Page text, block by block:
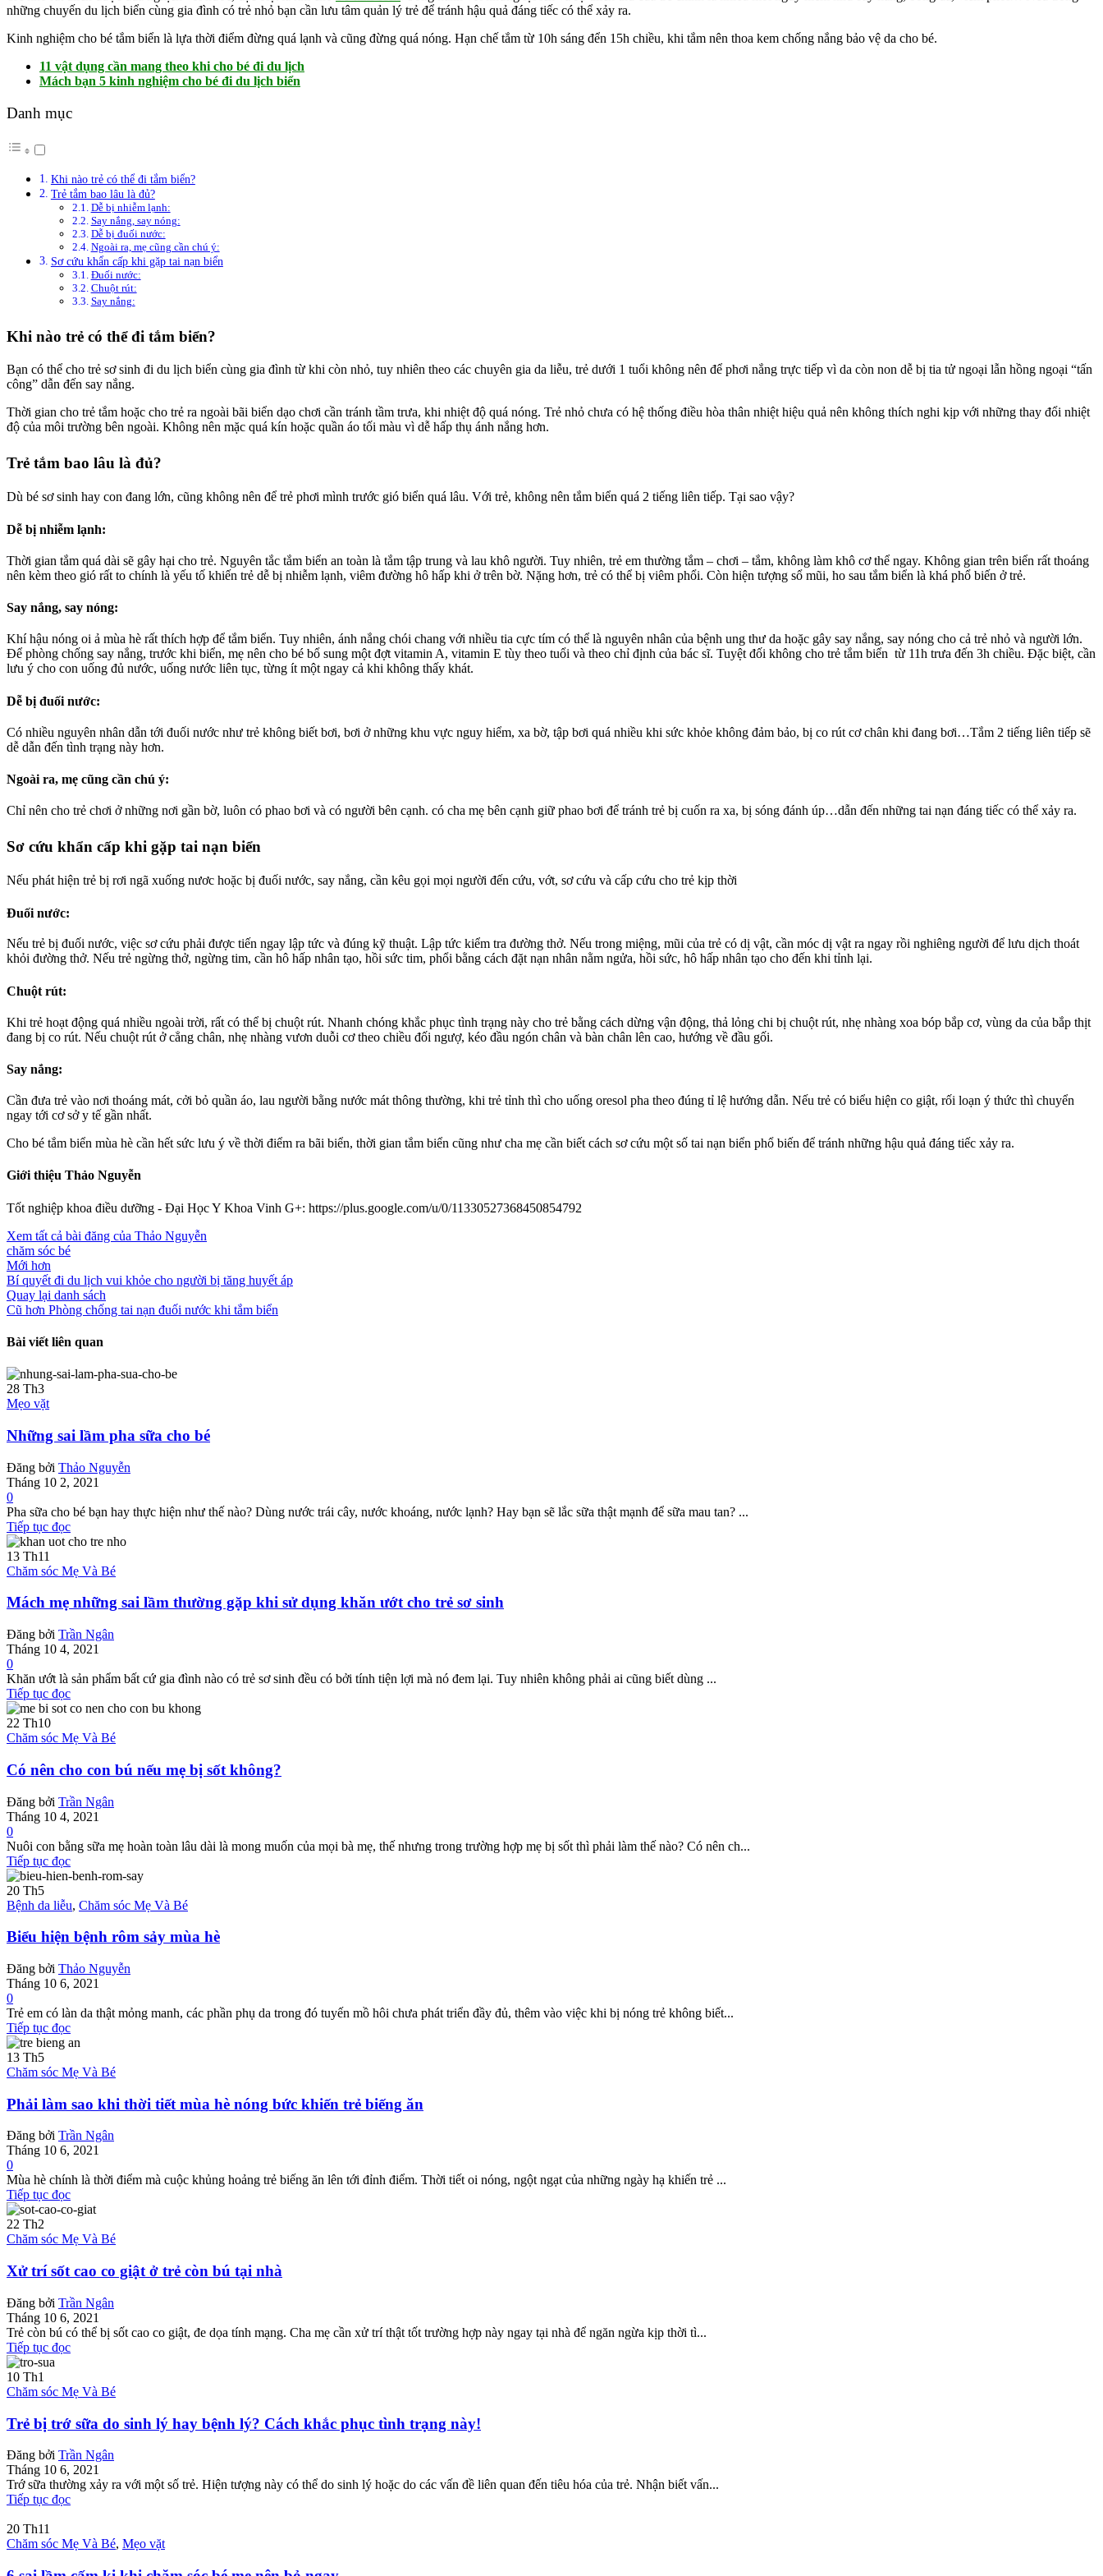
những chuyến du lịch biển cùng gia đình có trẻ nhỏ bạn cần lưu tâm quản lý trẻ để tránh hậu quả đáng tiếc có thể xảy ra.
Kinh nghiệm cho bé tắm biển là lựa thời điểm đừng quá lạnh và cũng đừng quá nóng. Hạn chế tắm từ 10h sáng đển 15h chiều, khi tắm nên thoa kem chống nắng bảo vệ da cho bé.
11 vật dụng cần mang theo khi cho bé đi du lịch
Mách bạn 5 kinh nghiệm cho bé đi du lịch biển
Danh mục
Khi nào trẻ có thể đi tắm biển?
Trẻ tắm bao lâu là đủ?
Dễ bị nhiễm lạnh:
Say nắng, say nóng:
Dễ bị đuối nước:
Ngoài ra, mẹ cũng cần chú ý:
Sơ cứu khẩn cấp khi gặp tai nạn biển
Đuối nước:
Chuột rút:
Say nắng:
Khi nào trẻ có thể đi tắm biển?
Bạn có thể cho trẻ sơ sinh đi du lịch biển cùng gia đình từ khi còn nhỏ, tuy nhiên theo các chuyên gia da liễu, trẻ dưới 1 tuổi không nên để phơi nắng trực tiếp vì da còn non dễ bị tia tử ngoại lẫn hồng ngoại “tấn
công” dẫn đến say nắng.
Thời gian cho trẻ tắm hoặc cho trẻ ra ngoài bãi biển dạo chơi cần tránh tầm trưa, khi nhiệt độ quá nóng. Trẻ nhỏ chưa có hệ thống điều hòa thân nhiệt hiệu quả nên không thích nghi kịp với những thay đổi nhiệt
độ của môi trường bên ngoài. Không nên mặc quá kín hoặc quần áo tối màu vì dễ hấp thụ ánh nắng hơn.
Trẻ tắm bao lâu là đủ?
Dù bé sơ sinh hay con đang lớn, cũng không nên để trẻ phơi mình trước gió biển quá lâu. Với trẻ, không nên tắm biển quá 2 tiếng liên tiếp. Tại sao vậy?
Dễ bị nhiễm lạnh:
Thời gian tắm quá dài sẽ gây hại cho trẻ. Nguyên tắc tắm biển an toàn là tắm tập trung và lau khô người. Tuy nhiên, trẻ em thường tắm – chơi – tắm, không làm khô cơ thể ngay. Không gian trên biển rất thoáng
nên kèm theo gió rất to chính là yếu tố khiến trẻ dễ bị nhiễm lạnh, viêm đường hô hấp khi ở trên bờ. Nặng hơn, trẻ có thể bị viêm phổi. Còn hiện tượng sổ mũi, ho sau tắm biển là khá phổ biến ở trẻ.
Say nắng, say nóng:
Khí hậu nóng oi ả mùa hè rất thích hợp để tắm biển. Tuy nhiên, ánh nắng chói chang với nhiều tia cực tím có thể là nguyên nhân của bệnh ung thư da hoặc gây say nắng, say nóng cho cả trẻ nhỏ và người lớn.
Để phòng chống say nắng, trước khi biển, mẹ nên cho bé bổ sung một đợt vitamin A, vitamin E tùy theo tuổi và theo chỉ định của bác sĩ. Tuyệt đối không cho trẻ tắm biển từ 11h trưa đến 3h chiều. Đặc biệt, cần
lưu ý cho con uống đủ nước, uống nước liên tục, từng ít một ngay cả khi không thấy khát.
Dễ bị đuối nước:
Có nhiều nguyên nhân dẫn tới đuối nước như trẻ không biết bơi, bơi ở những khu vực nguy hiểm, xa bờ, tập bơi quá nhiều khi sức khỏe không đảm bảo, bị co rút cơ chân khi đang bơi…Tắm 2 tiếng liên tiếp sẽ
dễ dẫn đến tình trạng này hơn.
Ngoài ra, mẹ cũng cần chú ý:
Chỉ nên cho trẻ chơi ở những nơi gần bờ, luôn có phao bơi và có người bên cạnh. có cha mẹ bên cạnh giữ phao bơi để tránh trẻ bị cuốn ra xa, bị sóng đánh úp…dẫn đến những tai nạn đáng tiếc có thể xảy ra.
Sơ cứu khẩn cấp khi gặp tai nạn biển
Nếu phát hiện trẻ bị rơi ngã xuống nươc hoặc bị đuối nước, say nắng, cần kêu gọi mọi người đến cứu, vớt, sơ cứu và cấp cứu cho trẻ kịp thời
Đuối nước:
Nếu trẻ bị đuối nước, việc sơ cứu phải được tiến ngay lập tức và đúng kỹ thuật. Lập tức kiểm tra đường thở. Nếu trong miệng, mũi của trẻ có dị vật, cần móc dị vật ra ngay rồi nghiêng người để lưu dịch thoát
khỏi đường thở. Nếu trẻ ngừng thở, ngừng tim, cần hô hấp nhân tạo, hồi sức tim, phổi bằng cách đặt nạn nhân nằm ngửa, hồi sức, hô hấp nhân tạo cho đến khi tỉnh lại.
Chuột rút:
Khi trẻ hoạt động quá nhiều ngoài trời, rất có thể bị chuột rút. Nhanh chóng khắc phục tình trạng này cho trẻ bằng cách dừng vận động, thả lỏng chi bị chuột rút, nhẹ nhàng xoa bóp bắp cơ, vùng da của bắp thịt
đang bị co rút. Nếu chuột rút ở cẳng chân, nhẹ nhàng vươn duỗi cơ theo chiều đối ngượ, kéo đầu ngón chân và bàn chân lên cao, hướng về đầu gối.
Say nắng:
Cần đưa trẻ vào nơi thoáng mát, cởi bỏ quần áo, lau người bằng nước mát thông thường, khi trẻ tỉnh thì cho uống oresol pha theo đúng tỉ lệ hướng dẫn. Nếu trẻ có biểu hiện co giật, rối loạn ý thức thì chuyển
ngay tới cơ sở y tế gần nhất.
Cho bé tắm biển mùa hè cần hết sức lưu ý về thời điểm ra bãi biển, thời gian tắm biển cũng như cha mẹ cần biết cách sơ cứu một số tai nạn biển phổ biến để tránh những hậu quả đáng tiếc xảy ra.
Giới thiệu Thảo Nguyễn
Tốt nghiệp khoa điều dưỡng - Đại Học Y Khoa Vinh G+: https://plus.google.com/u/0/11330527368450854792
Xem tất cả bài đăng của Thảo Nguyễn
chăm sóc bé
Mới hơn
Bí quyết đi du lịch vui khỏe cho người bị tăng huyết áp
Quay lại danh sách
Cũ hơn Phòng chống tai nạn đuối nước khi tắm biển
Bài viết liên quan
28 Th3
Mẹo vặt
Những sai lầm pha sữa cho bé
Đăng bởi Thảo Nguyễn
Tháng 10 2, 2021
0
Pha sữa cho bé bạn hay thực hiện như thế nào? Dùng nước trái cây, nước khoáng, nước lạnh? Hay bạn sẽ lắc sữa thật mạnh để sữa mau tan? ...
Tiếp tục đọc
13 Th11
Chăm sóc Mẹ Và Bé
Mách mẹ những sai lầm thường gặp khi sử dụng khăn ướt cho trẻ sơ sinh
Đăng bởi Trần Ngân
Tháng 10 4, 2021
0
Khăn ướt là sản phẩm bất cứ gia đình nào có trẻ sơ sinh đều có bởi tính tiện lợi mà nó đem lại. Tuy nhiên không phải ai cũng biết dùng ...
Tiếp tục đọc
22 Th10
Chăm sóc Mẹ Và Bé
Có nên cho con bú nếu mẹ bị sốt không?
Đăng bởi Trần Ngân
Tháng 10 4, 2021
0
Nuôi con bằng sữa mẹ hoàn toàn lâu dài là mong muốn của mọi bà mẹ, thế nhưng trong trường hợp mẹ bị sốt thì phải làm thế nào? Có nên ch...
Tiếp tục đọc
20 Th5
Bệnh da liễu, Chăm sóc Mẹ Và Bé
Biểu hiện bệnh rôm sảy mùa hè
Đăng bởi Thảo Nguyễn
Tháng 10 6, 2021
0
Trẻ em có làn da thật mỏng manh, các phần phụ da trong đó tuyến mồ hôi chưa phát triển đầy đủ, thêm vào việc khi bị nóng trẻ không biết...
Tiếp tục đọc
13 Th5
Chăm sóc Mẹ Và Bé
Phải làm sao khi thời tiết mùa hè nóng bức khiến trẻ biếng ăn
Đăng bởi Trần Ngân
Tháng 10 6, 2021
0
Mùa hè chính là thời điểm mà cuộc khủng hoảng trẻ biếng ăn lên tới đỉnh điểm. Thời tiết oi nóng, ngột ngạt của những ngày hạ khiến trẻ ...
Tiếp tục đọc
22 Th2
Chăm sóc Mẹ Và Bé
Xử trí sốt cao co giật ở trẻ còn bú tại nhà
Đăng bởi Trần Ngân
Tháng 10 6, 2021
Trẻ còn bú có thể bị sốt cao co giật, đe dọa tính mạng. Cha mẹ cần xử trí thật tốt trường hợp này ngay tại nhà để ngăn ngừa kịp thời tì...
Tiếp tục đọc
10 Th1
Chăm sóc Mẹ Và Bé
Trẻ bị trớ sữa do sinh lý hay bệnh lý? Cách khắc phục tình trạng này!
Đăng bởi Trần Ngân
Tháng 10 6, 2021
Trớ sữa thường xảy ra với một số trẻ. Hiện tượng này có thể do sinh lý hoặc do các vấn đề liên quan đến tiêu hóa của trẻ. Nhận biết vấn...
Tiếp tục đọc
20 Th11
Chăm sóc Mẹ Và Bé, Mẹo vặt